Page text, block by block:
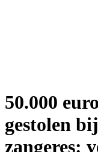
50.000
gestolen
zangeres: